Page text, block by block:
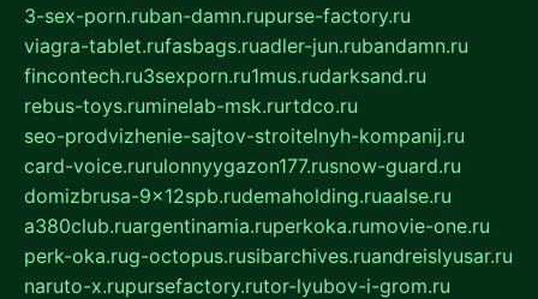
3-sex-porn.ruban-damn.rupurse-factory.ru
viagra-tablet.rufasbags.ruadler-jun.rubandamn.ru
fincontech.ru3sexporn.ru1mus.rudarksand.ru
rebus-toys.ruminelab-msk.rurtdco.ru
seo-prodvizhenie-sajtov-stroitelnyh-kompanij.ru
card-voice.rurulonnyygazon177.rusnow-guard.ru
domizbrusa-9x12spb.rudemaholding.ruaalse.ru
a380club.ruargentinamia.ruperkoka.rumovie-one.ru
perk-oka.rug-octopus.rusibarchives.ruandreislyusar.ru
naruto-x.rupursefactory.rutor-lyubov-i-grom.ru